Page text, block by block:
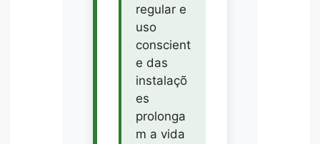
regular e
uso
conscient
e das
instalaçõ
es
prolonga
m a vida